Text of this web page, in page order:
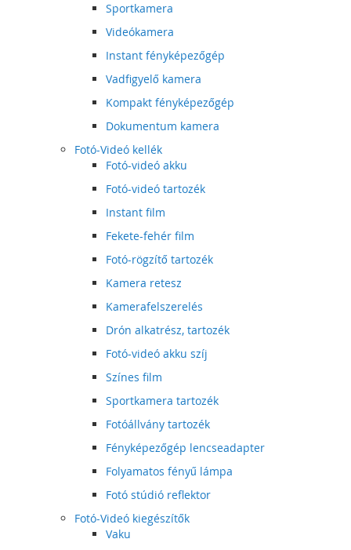
Sportkamera
Videókamera
Instant fényképezőgép
Vadfigyelő kamera
Kompakt fényképezőgép
Dokumentum kamera
Fotó-Videó kellék
Fotó-videó akku
Fotó-videó tartozék
Instant film
Fekete-fehér film
Fotó-rögzítő tartozék
Kamera retesz
Kamerafelszerelés
Drón alkatrész, tartozék
Fotó-videó akku szíj
Színes film
Sportkamera tartozék
Fotóállvány tartozék
Fényképezőgép lencseadapter
Folyamatos fényű lámpa
Fotó stúdió reflektor
Fotó-Videó kiegészítők
Vaku